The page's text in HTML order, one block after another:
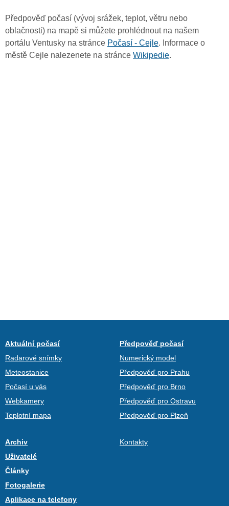
Předpověď počasí (vývoj srážek, teplot, větru nebo
oblačnosti) na mapě si můžete prohlédnout na našem
portálu Ventusky na stránce Počasí - Cejle. Informace o
městě Cejle nalezenete na stránce Wikipedie.
Aktuální počasí
Radarové snímky
Meteostanice
Počasí u vás
Webkamery
Teplotní mapa
Předpověď počasí
Numerický model
Předpověď pro Prahu
Předpověď pro Brno
Předpověď pro Ostravu
Předpověď pro Plzeň
Archiv
Uživatelé
Články
Fotogalerie
Aplikace na telefony
Kontakty